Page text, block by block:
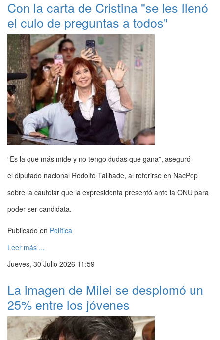
Con la carta de Cristina "se les llenó
el culo de preguntas a todos"
“Es la que más mide y no tengo dudas que gana”, aseguró
el diputado nacional Rodolfo Tailhade, al referirse en NacPop
sobre la cautelar que la expresidenta presentó ante la ONU para
poder ser candidata.
Publicado en Política
Leer más ...
Jueves, 30 Julio 2026 11:59
La imagen de Milei se desplomó un
25% entre los jóvenes